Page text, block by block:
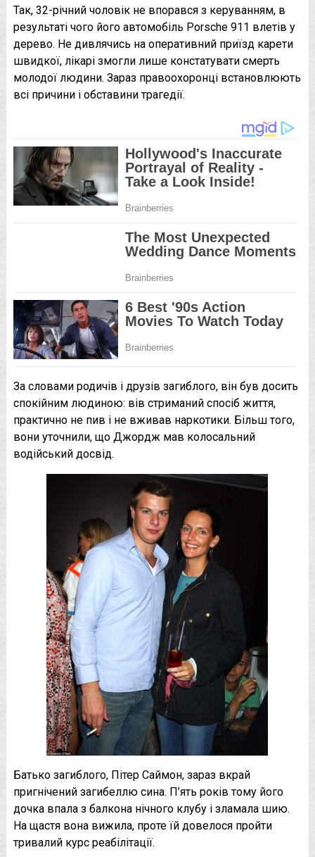
Так, 32-річний чоловік не впорався з керуванням, в
результаті чого його автомобіль Porsche 911 влетів у
дерево. Не дивлячись на оперативний приїзд карети
швидкої, лікарі змогли лише констатувати смерть
молодої людини. Зараз правоохоронці встановлюють
всі причини і обставини трагедії.
За словами родичів і друзів загиблого, він був досить
спокійним людиною: вів стриманий спосіб життя,
практично не пив і не вживав наркотики. Більш того,
вони уточнили, що Джордж мав колосальний
водійський досвід.
Батько загиблого, Пітер Саймон, зараз вкрай
пригнічений загибеллю сина. П’ять років тому його
дочка впала з балкона нічного клубу і зламала шию.
На щастя вона вижила, проте їй довелося пройти
тривалий курс реабілітації.